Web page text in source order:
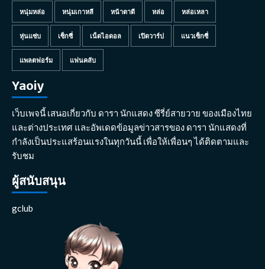
หนุ่มหล่อ หนุ่มเกาหลี หน้าตาดี หล่อ หล่อเหลา
หุ่นแซ่บ เซ็กซี่ เน็ตไอดอล เปิดวาร์ป แนวเซ็กซี่
แพลตฟอร์ม แฟนคลับ
Yaoiy
เว็บเพจนี้ เสนอเกี่ยวกับ ดารา นักแสดง ซีรี่ย์สายวาย ของเมืองไทย
และต่างประเทศ และอัพเดดข้อมูลข่าวสารของ ดารา นักแสดงที่
กำลังเป็นประแสร้อนแรงในทุกวันนี้ เพื่อให้เพื่อนๆ ได้ติดตามและ
รับชม
ผู้สนับสนุน
gclub